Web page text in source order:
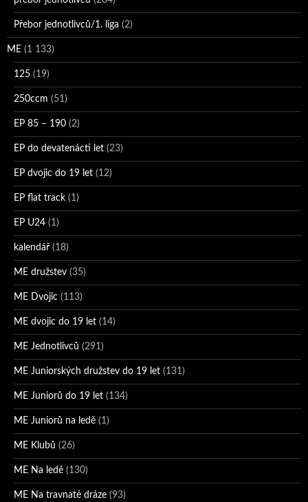
Přebor jednotlivců/1. liga (2)
ME (1 133)
125 (19)
250ccm (51)
EP 85 – 190 (2)
EP do devatenácti let (23)
EP dvojic do 19 let (12)
EP flat track (1)
EP U24 (1)
kalendář (18)
ME družstev (35)
ME Dvojic (113)
ME dvojic do 19 let (14)
ME Jednotlivců (291)
ME Juniorských družstev do 19 let (131)
ME Juniorů do 19 let (134)
ME Juniorů na ledě (1)
ME Klubů (26)
ME Na ledě (130)
ME Na travnaté dráze (93)